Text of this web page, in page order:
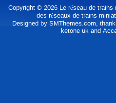
Copyright © 2026 Le réseau de trains
des réseaux de trains
Designed by SMThemes.com,
ketone uk and